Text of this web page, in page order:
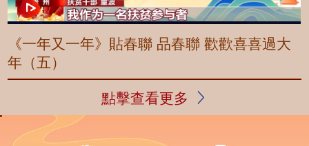
《一年又一年》貼春聯 品春聯 歡歡喜喜過大
年（五）
點擊查看更多